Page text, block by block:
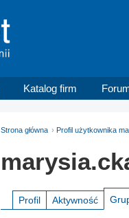
Katalog firm
Strona główna Profil użytkownika
Profil Aktywność